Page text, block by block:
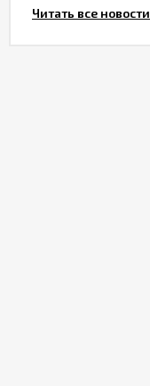
Читать все новости